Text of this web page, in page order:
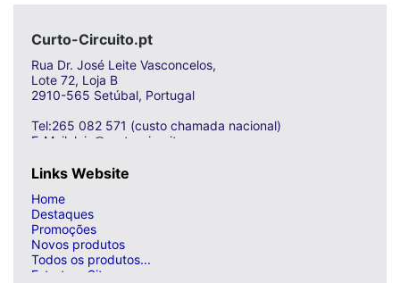
Curto-Circuito.pt
Rua Dr. José Leite Vasconcelos,
Lote 72, Loja B
2910-565 Setúbal, Portugal
Tel:265 082 571 (custo chamada nacional)
E-Mail: loja@curto-circuito.com
Links Website
Home
Destaques
Promoções
Novos produtos
Todos os produtos...
Estrutura Site